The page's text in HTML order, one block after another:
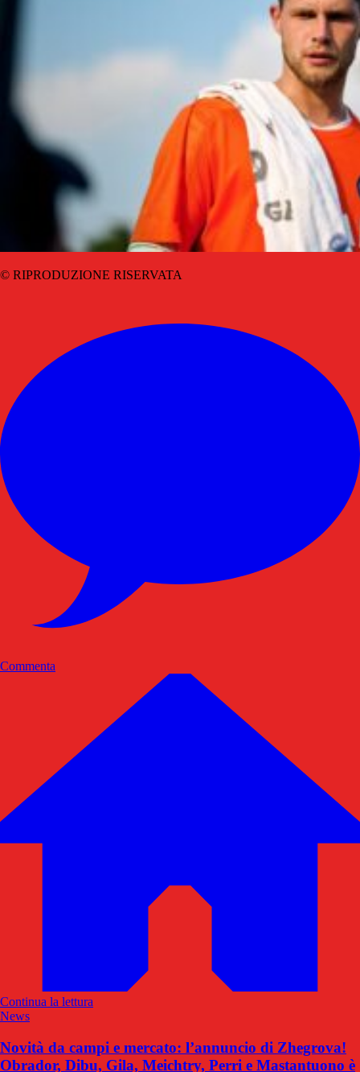
© RIPRODUZIONE RISERVATA
Commenta
Continua la lettura
News
Novità da campi e mercato: l’annuncio di Zhegrova!
Obrador, Dibu, Gila, Meichtry, Perri e Mastantuono è